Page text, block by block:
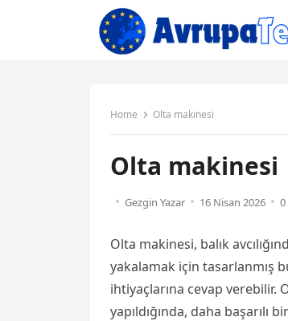
Home Olta makinesi
Olta makinesi
Gezgin Yazar 16 Nisan 2026
Olta makinesi, balık
yakalamak için tasarlanmış
ihtiyaçlarına cevap verebilir.
yapıldığında, daha başarılı